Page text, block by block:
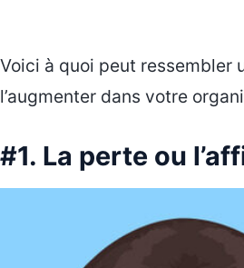
Voici à quoi peut ressembler
l’augmenter dans votre
#1. La perte ou